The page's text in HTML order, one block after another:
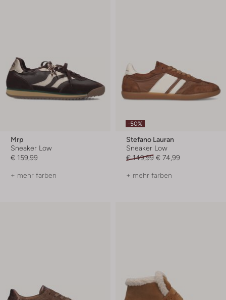
Mrp
Sneaker Low
€ 159,99
+ mehr farben
-50%
Stefano Lauran
Sneaker Low
€ 149,99 € 74,99
+ mehr farben